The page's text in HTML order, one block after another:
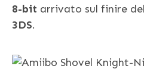
8-bit arrivato sul finire
3DS.